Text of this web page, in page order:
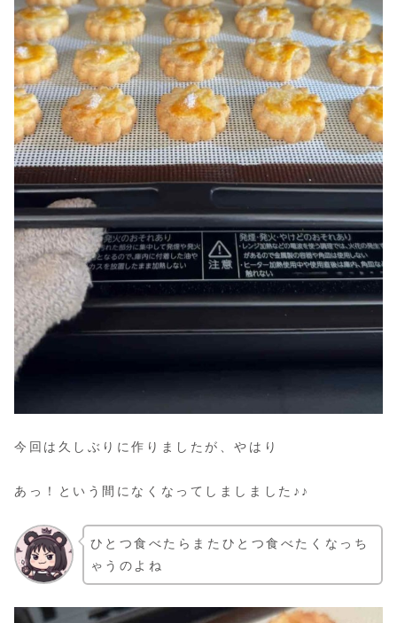
今回は久しぶりに作りましたが、やはり
あっ！という間になくなってしましました♪♪
ひとつ食べたらまたひとつ食べたくなっち
ゃうのよね